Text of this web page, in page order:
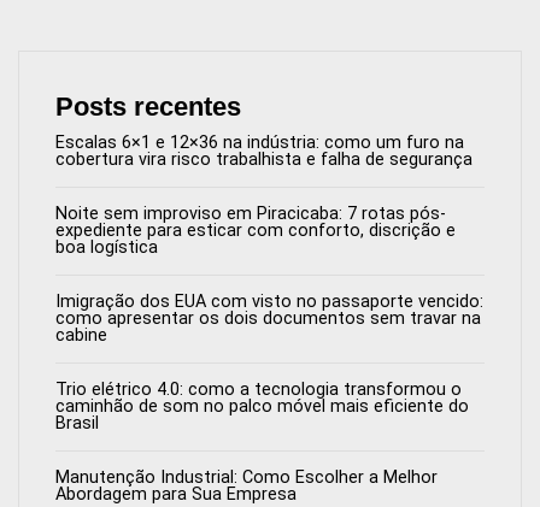
Posts recentes
Escalas 6×1 e 12×36 na indústria: como um furo na
cobertura vira risco trabalhista e falha de segurança
Noite sem improviso em Piracicaba: 7 rotas pós-
expediente para esticar com conforto, discrição e
boa logística
Imigração dos EUA com visto no passaporte vencido:
como apresentar os dois documentos sem travar na
cabine
Trio elétrico 4.0: como a tecnologia transformou o
caminhão de som no palco móvel mais eficiente do
Brasil
Manutenção Industrial: Como Escolher a Melhor
Abordagem para Sua Empresa